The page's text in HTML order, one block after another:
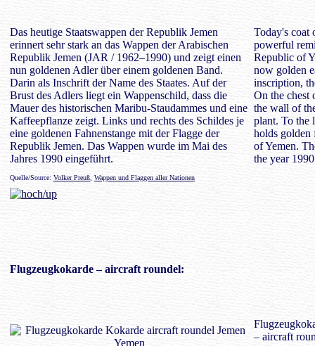
Das heutige Staatswappen der Republik Jemen
erinnert sehr stark an das Wappen der Arabischen
Republik Jemen (JAR / 1962–1990) und zeigt einen
nun goldenen Adler über einem goldenen Band.
Darin als Inschrift der Name des Staates. Auf der
Brust des Adlers liegt ein Wappenschild, dass die
Mauer des historischen Maribu-Staudammes und eine
Kaffeepflanze zeigt. Links und rechts des Schildes je
eine goldenen Fahnenstange mit der Flagge der
Republik Jemen. Das Wappen wurde im Mai des
Jahres 1990 eingeführt.
Today's coat
powerful
Republic of
now golden
inscription,
On the chest
the wall of
plant. To the
holds golden
of Yemen.
the year
Quelle/Source: Volker Preuß Wappen und Flaggen aller Nationen
Flugzeugkokarde– aircraft roundel:
– aircraft